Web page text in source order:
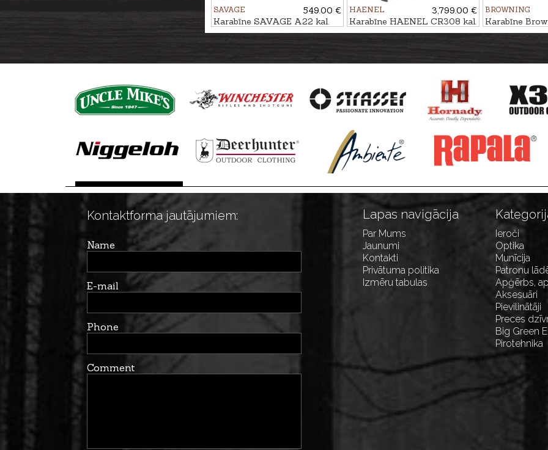
SAVAGE
549.00 €
Karabīne SAVAGE A22 kal.
.22LR
HAENEL
3,799.00 €
Karabīne HAENEL CR308 kal.
.308Win. 510mm ar Match
BROWNING
Karabīne
Hunter Black
Kontaktforma jautājumiem:
Name
E-mail
Phone
Comment
Lapas navigācija
Par Mums
Jaunumi
Kontakti
Privātuma politika
Izmēru tabulas
Ieroči
Optika
Munīcija
Patronu
Apģērbs,
Aksesuāri
Pievilinātāji
Preces
Big Green
Pirotehnika